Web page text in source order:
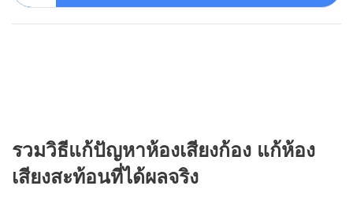
รวมวิธีแก้ปัญหาห้องเสียงก้อง แก้ห้อง
เสียงสะท้อนที่ได้ผลจริง